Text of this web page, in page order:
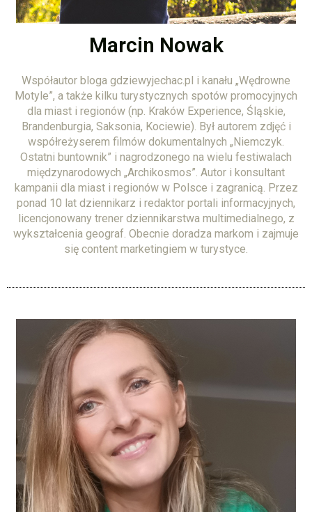
Marcin Nowak
Współautor bloga gdziewyjechac.pl i kanału „Wędrowne
Motyle”, a także kilku turystycznych spotów promocyjnych
dla miast i regionów (np. Kraków Experience, Śląskie,
Brandenburgia, Saksonia, Kociewie). Był autorem zdjęć i
współreżyserem filmów dokumentalnych „Niemczyk.
Ostatni buntownik” i nagrodzonego na wielu festiwalach
międzynarodowych „Archikosmos”. Autor i konsultant
kampanii dla miast i regionów w Polsce i zagranicą. Przez
ponad 10 lat dziennikarz i redaktor portali informacyjnych,
licencjonowany trener dziennikarstwa multimedialnego, z
wykształcenia geograf. Obecnie doradza markom i zajmuje
się content marketingiem w turystyce.